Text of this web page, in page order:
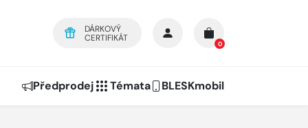
DÁRKOVÝ
CERTIFIKÁT
0
Předprodej Témata BLESKmobil